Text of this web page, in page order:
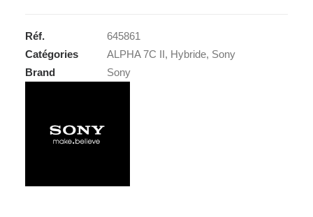
II
Body
Noir
Réf.
645861
Catégories
ALPHA 7C II, Hybride, Sony
Brand
Sony